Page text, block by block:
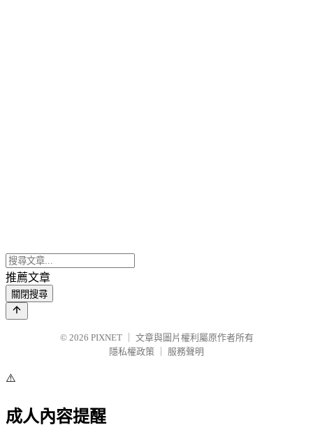
推薦文章
關閉搜尋
© 2026 PIXNET
文章與圖片權利屬原作者所有
隱私權政策
服務聲明
⚠️
成人內容提醒